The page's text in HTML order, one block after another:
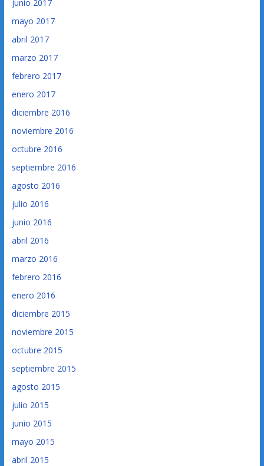
junio 2017
mayo 2017
abril 2017
marzo 2017
febrero 2017
enero 2017
diciembre 2016
noviembre 2016
octubre 2016
septiembre 2016
agosto 2016
julio 2016
junio 2016
abril 2016
marzo 2016
febrero 2016
enero 2016
diciembre 2015
noviembre 2015
octubre 2015
septiembre 2015
agosto 2015
julio 2015
junio 2015
mayo 2015
abril 2015